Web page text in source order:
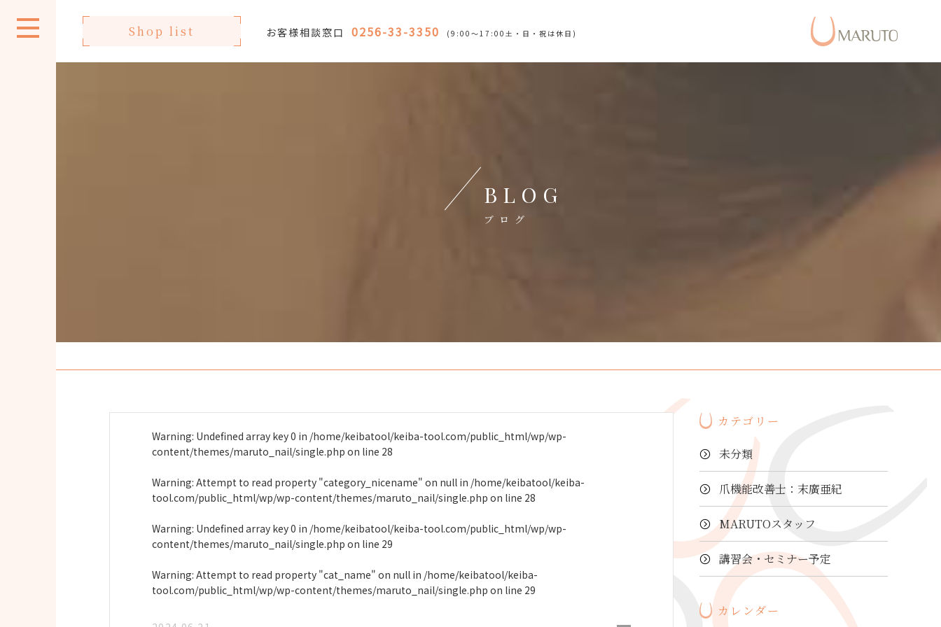
Shop list お客様相談窓口 0256-33-3350 (9:00～17:00土・日・祝は休日)
BLOG
ブログ
Warning: Undefined array key 0 in /home/keibatool/keiba-tool.com/public_html/wp/wp-
content/themes/maruto_nail/single.php on line 28
Warning: Attempt to read property "category_nicename" on null in /home/keibatool/keiba-
tool.com/public_html/wp/wp-content/themes/maruto_nail/single.php on line 28
Warning: Undefined array key 0 in /home/keibatool/keiba-tool.com/public_html/wp/wp-
content/themes/maruto_nail/single.php on line 29
Warning: Attempt to read property "cat_name" on null in /home/keibatool/keiba-
tool.com/public_html/wp/wp-content/themes/maruto_nail/single.php on line 29
カテゴリー
未分類
爪機能改善士：末廣亜紀
MARUTOスタッフ
講習会・セミナー予定
カレンダー